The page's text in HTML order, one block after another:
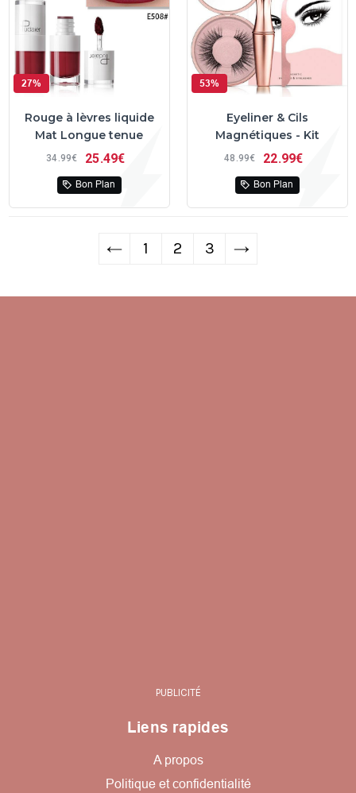
27%
Rouge à lèvres liquide
Mat Longue tenue
34 99€ 25 49€
Bon Plan
53%
Eyeliner & Cils
Magnétiques - Kit
48 99€ 22 99€
Bon Plan
← 1 2 3 →
PUBLICITÉ
Liens rapides
A propos
Politique et confidentialité